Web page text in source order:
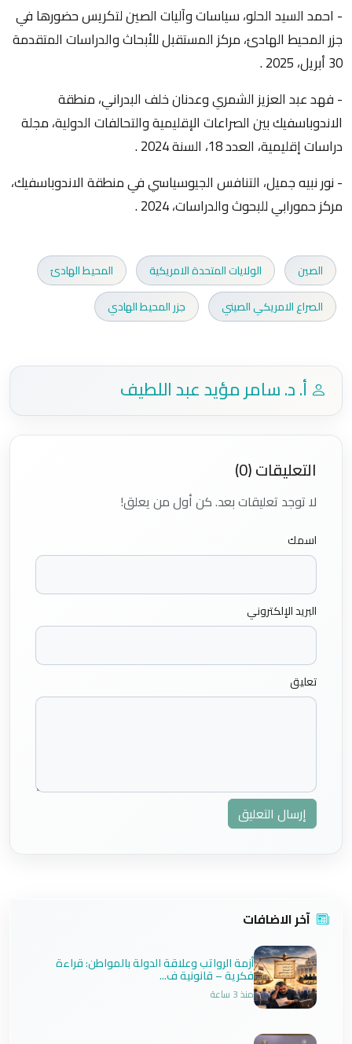
- احمد السيد الحلو، سياسات وآليات الصين لتكريس حضورها في
جزر المحيط الهادئ، مركز المستقبل للأبحاث والدراسات المتقدمة
30 أبريل، 2025 .
- فهد عبد العزيز الشمري وعدنان خلف البدراني، منطقة
الاندوباسفيك بين الصراعات الإقليمية والتحالفات الدولية، مجلة
دراسات إقليمية، العدد 18، السنة 2024 .
- نور نبيه جميل، التنافس الجيوسياسي في منطقة الاندوباسفيك،
مركز حمورابي للبحوث والدراسات، 2024 .
الصين الولايات المتحدة الامريكية
المحيط الهادئ
الصراع الامريكي الصيني
جزر المحيط الهادي
أ. د. سامر مؤيد عبد اللطيف
التعليقات (0)
لا توجد تعليقات بعد. كن أول من يعلق!
اسمك
البريد الإلكتروني
تعليق
إرسال التعليق
آخر الاضافات
أزمة الرواتب وعلاقة الدولة بالمواطن: قراءة
فكرية – قانونية ف...
منذ 3 ساعة